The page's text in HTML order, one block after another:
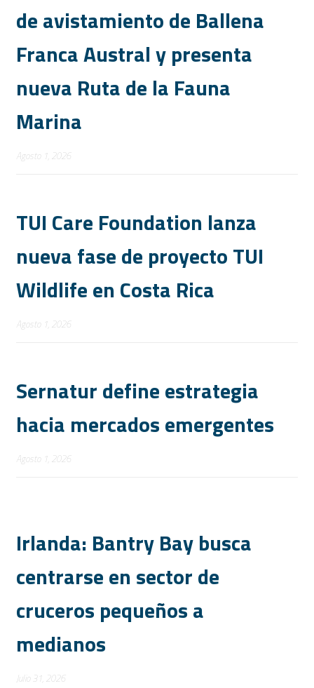
de avistamiento de Ballena
Franca Austral y presenta
nueva Ruta de la Fauna
Marina
Agosto 1, 2026
TUI Care Foundation lanza
nueva fase de proyecto TUI
Wildlife en Costa Rica
Agosto 1, 2026
Sernatur define estrategia
hacia mercados emergentes
Agosto 1, 2026
Irlanda: Bantry Bay busca
centrarse en sector de
cruceros pequeños a
medianos
Julio 31, 2026